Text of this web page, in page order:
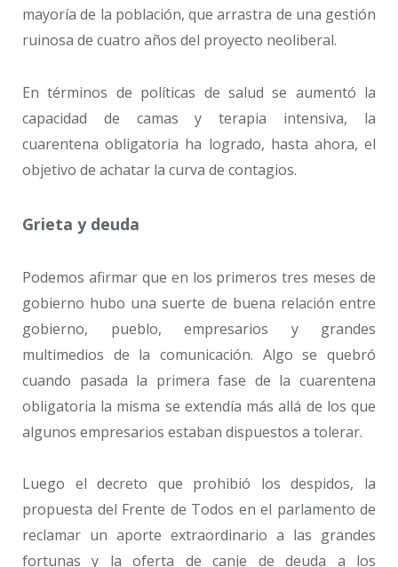
mayoría de la población, que arrastra de una gestión
ruinosa de cuatro años del proyecto neoliberal.
En términos de políticas de salud se aumentó la
capacidad de camas y terapia intensiva, la
cuarentena obligatoria ha logrado, hasta ahora, el
objetivo de achatar la curva de contagios.
Grieta y deuda
Podemos afirmar que en los primeros tres meses de
gobierno hubo una suerte de buena relación entre
gobierno, pueblo, empresarios y grandes
multimedios de la comunicación. Algo se quebró
cuando pasada la primera fase de la cuarentena
obligatoria la misma se extendía más allá de los que
algunos empresarios estaban dispuestos a tolerar.
Luego el decreto que prohibió los despidos, la
propuesta del Frente de Todos en el parlamento de
reclamar un aporte extraordinario a las grandes
fortunas y la oferta de canje de deuda a los